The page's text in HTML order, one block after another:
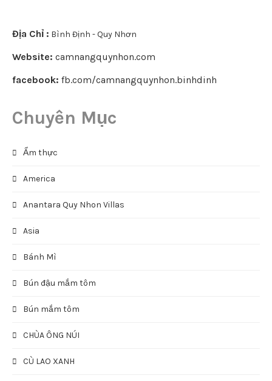
Địa Chỉ : Bình Định - Quy Nhơn
Website: camnangquynhon.com
facebook: fb.com/camnangquynhon.binhdinh
Chuyên Mục
Ẩm thực
America
Anantara Quy Nhon Villas
Asia
Bánh Mì
Bún đậu mắm tôm
Bún mắm tôm
CHÙA ÔNG NÚI
CÙ LAO XANH